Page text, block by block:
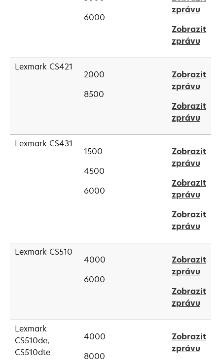
tab
6000
zprávu
a
new
tab
Zobrazit
zprávu
new
tab
Lexmark CS421
2000
8500
Zobrazit
zprávu
a
new
tab
Zobrazit
zprávu
new
tab
Lexmark CS431
1500
4500
6000
Zobrazit
zprávu
a
new
tab
Zobrazit
zprávu
a
new
tab
Zobrazit
zprávu
new
tab
Lexmark CS510
4000
6000
Zobrazit
zprávu
a
new
tab
Zobrazit
zprávu
new
tab
Lexmark
CS510de,
CS510dte
4000
8000
Zobrazit
zprávu